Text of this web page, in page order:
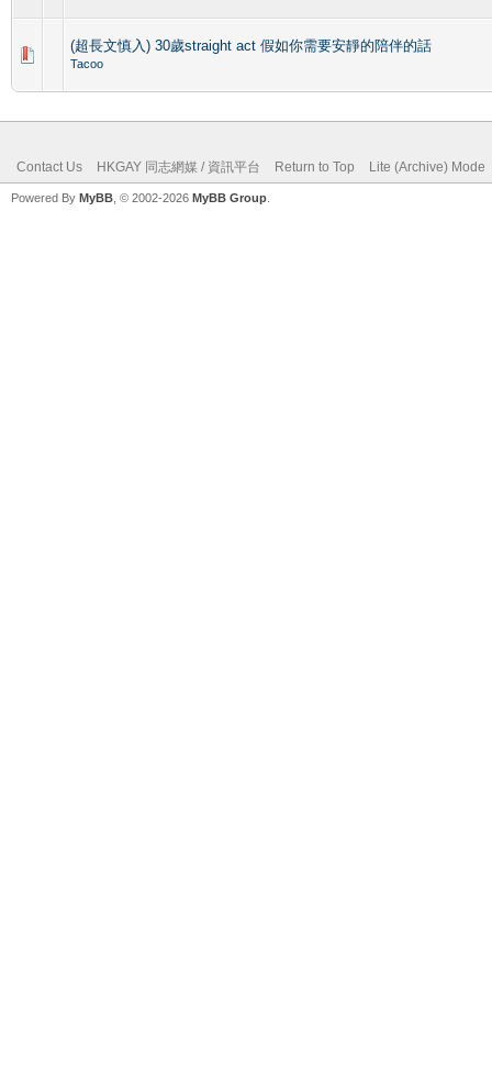
(超長文慎入) 30歲straight act 假如你需要安靜的陪伴的話
Tacoo
Contact Us HKGAY 同志網媒 / 資訊平台 Return to Top Lite (Archive) Mode
Powered By MyBB , © 2002-2026 MyBB Group